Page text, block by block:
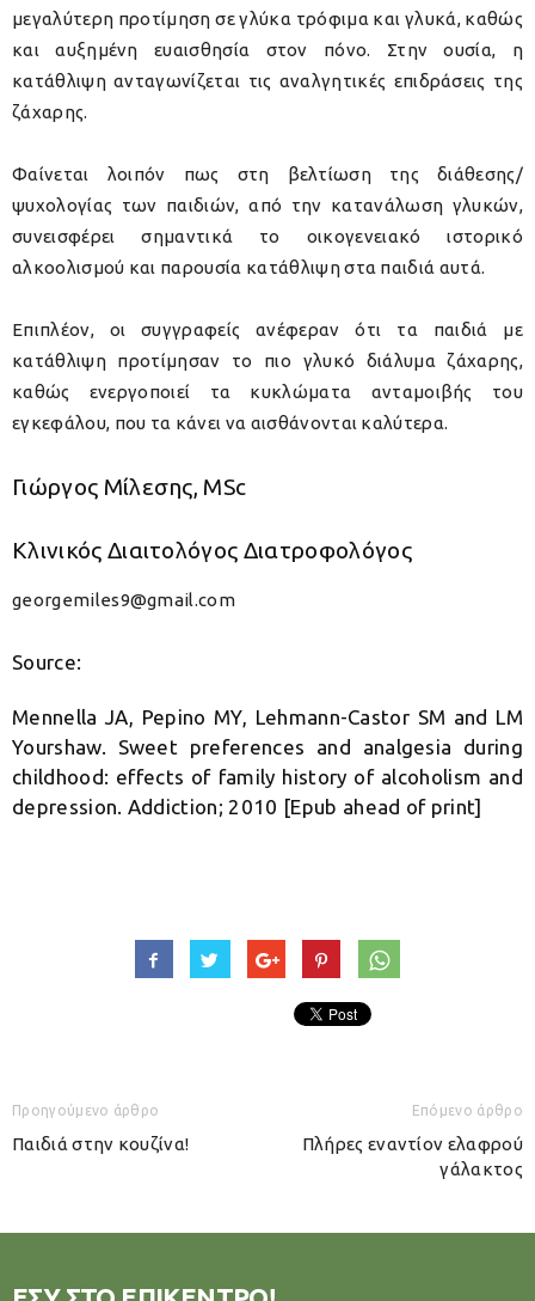
μεγαλύτερη προτίμηση σε γλύκα τρόφιμα και γλυκά, καθώς
και αυξημένη ευαισθησία στον πόνο. Στην ουσία, η
κατάθλιψη ανταγωνίζεται τις αναλγητικές επιδράσεις της
ζάχαρης.
Φαίνεται λοιπόν πως στη βελτίωση της διάθεσης/
ψυχολογίας των παιδιών, από την κατανάλωση γλυκών,
συνεισφέρει σημαντικά το οικογενειακό ιστορικό
αλκοολισμού και παρουσία κατάθλιψη στα παιδιά αυτά.
Επιπλέον, οι συγγραφείς ανέφεραν ότι τα παιδιά με
κατάθλιψη προτίμησαν το πιο γλυκό διάλυμα ζάχαρης,
καθώς ενεργοποιεί τα κυκλώματα ανταμοιβής του
εγκεφάλου, που τα κάνει να αισθάνονται καλύτερα.
Γιώργος Μίλεσης, MSc
Κλινικός Διαιτολόγος Διατροφολόγος
georgemiles9@gmail.com
Source:
Mennella JA, Pepino MY, Lehmann-Castor SM and LM
Yourshaw. Sweet preferences and analgesia during
childhood: effects of family history of alcoholism and
depression. Addiction; 2010 [Epub ahead of print]
Προηγούμενο άρθρο
Παιδιά στην κουζίνα!
Επόμενο άρθρο
Πλήρες εναντίον ελαφρού
γάλακτος